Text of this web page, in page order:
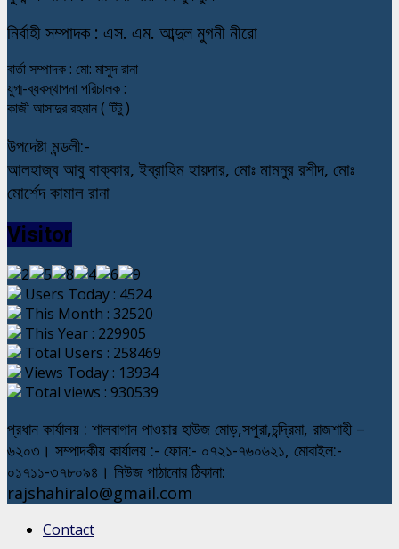
নির্বাহী সম্পাদক : এস. এম. আব্দুল মুগনী নীরো
বার্তা সম্পাদক : মো: মাসুদ রানা
যুগ্ম-ব্যবস্থাপনা পরিচালক :
কাজী আসাদুর রহমান ( টিটু )
উপদেষ্টা মন্ডলী:-
আলহাজ্ব আবু বাক্কার, ইব্রাহিম হায়দার, মোঃ মামনুর রশীদ, মোঃ
মোর্শেদ কামাল রানা
Visitor
Users Today : 4524
This Month : 32520
This Year : 229905
Total Users : 258469
Views Today : 13934
Total views : 930539
প্রধান কার্যালয় : শালবাগান পাওয়ার হাউজ মোড়,সপুরা,চন্দ্রিমা, রাজশাহী –
৬২০৩। সম্পাদকীয় কার্যালয় :- ফোন:- ০৭২১-৭৬০৬২১, মোবাইল:-
০১৭১১-৩৭৮০৯৪। নিউজ পাঠানোর ঠিকানা:
rajshahiralo@gmail.com
Contact